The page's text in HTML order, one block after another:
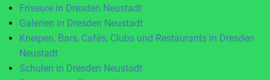
Friseure in Dresden Neustadt
Galerien in Dresden Neustadt
Kneipen, Bars, Cafés, Clubs und Restaurants in Dresden
Neustadt
Schulen in Dresden Neustadt